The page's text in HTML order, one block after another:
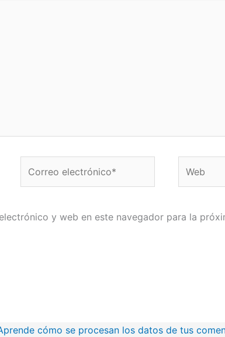
electrónico*
y web en este navegador para la
cómo se procesan los datos de tus